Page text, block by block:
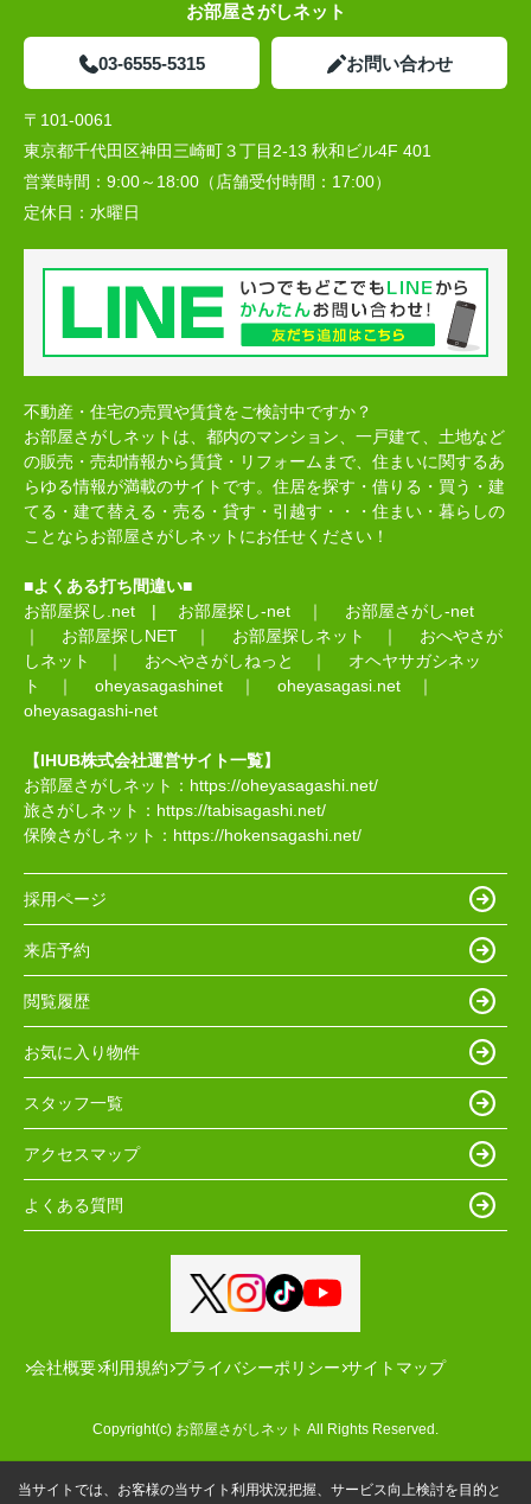
お部屋さがしネット
03-6555-5315 お問い合わせ
〒101-0061
東京都千代田区神田三崎町３丁目2-13 秋和ビル4F 401
営業時間： 9:00～18:00（店舗受付時間：17:00）
定休日： 水曜日
不動産・住宅の売買や賃貸をご検討中ですか？
お部屋さがしネットは、都内のマンション、一戸建て、土地など
の販売・売却情報から賃貸・リフォームまで、住まいに関するあ
らゆる情報が満載のサイトです。住居を探す・借りる・買う・建
てる・建て替える・売る・貸す・引越す・・・住まい・暮らしの
ことならお部屋さがしネットにお任せください！
■よくある打ち間違い■
お部屋探し.net | お部屋探し-net ｜ お部屋さがし-net
｜ お部屋探しNET ｜ お部屋探しネット ｜ おへやさが
しネット
｜ おへやさがしねっと ｜ オヘヤサガシネッ
ト
｜ oheyasagashinet ｜ oheyasagasi.net ｜
oheyasagashi-net
【IHUB株式会社運営サイト一覧】
お部屋さがしネット： https://oheyasagashi.net/
旅さがしネット： https://tabisagashi.net/
保険さがしネット： https://hokensagashi.net/
採用ページ
来店予約
閲覧履歴
お気に入り物件
スタッフ一覧
アクセスマップ
よくある質問
会社概要 利用規約 プライバシーポリシー サイトマップ
Copyright(c) お部屋さがしネット All Rights Reserved.
当サイトでは、お客様の当サイト利用状況把握、サービス向上検討を目的と